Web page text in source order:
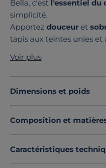
Bella, c'est l'essentiel du
simplicité.
Apportez douceur et
tapis aux teintes unies et
styles de décoration.
Offrez vousconfortet
vos sols avec discrétion
adaptez Bella à vos
Découvrez toute notre
Voir plus
Dimensions et poids
Composition et
Caractéristiques